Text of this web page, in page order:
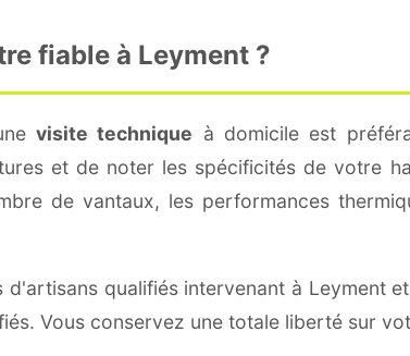
fiable à Leyment ?
visite technique à domicile est
et de noter les spécificités de votre
de vantaux, les performances
qualifiés intervenant à Leyment
Vous conservez une totale liberté sur